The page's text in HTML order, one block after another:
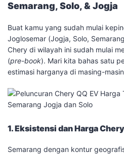
Semarang, Solo, & Jogja
​Buat kamu yang sudah mulai
Joglosemar (Jogja, Solo,
Chery di wilayah ini sudah mulai
(pre-book). Mari kita bahas satu
estimasi harganya di masing-
1. Eksistensi dan Harga
​Semarang dengan kontur